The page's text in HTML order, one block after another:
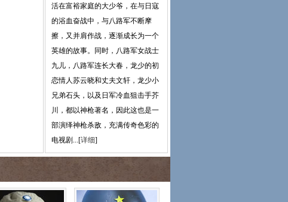
活在富裕家庭的大少爷，在与日寇
的浴血奋战中，与八路军不断摩
擦，又并肩作战，逐渐成长为一个
英雄的故事。同时，八路军女战士
九儿，八路军连长大春，龙少的初
恋情人苏云晓和丈夫文轩，龙少小
兄弟石头，以及日军冷血狙击手芥
川，都以神枪著名，因此这也是一
部演绎神枪杀敌，充满传奇色彩的
电视剧...[详细]